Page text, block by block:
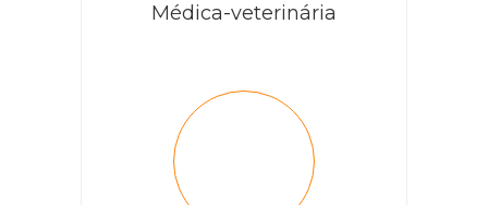
Médica-veterinária